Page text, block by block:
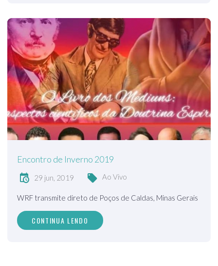
Encontro de Inverno 2019
29 jun, 2019 Ao Vivo
WRF transmite direto de Poços de Caldas, Minas Gerais
CONTINUA LENDO